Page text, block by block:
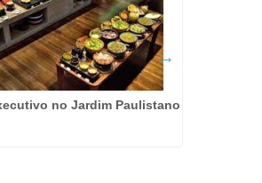
no Jardim Paulistano